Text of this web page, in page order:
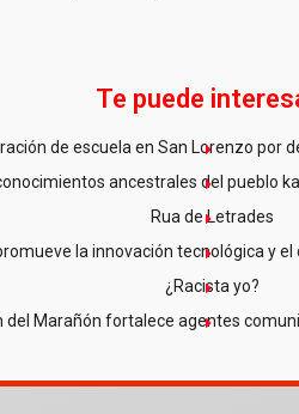
Te puede
de escuela en San Lorenzo por
ancestrales del pueblo
Rua de Letrades
la innovación tecnológica y
¿Racista yo?
del Marañón fortalece agentes